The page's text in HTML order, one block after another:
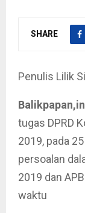
SHARE
Penulis Lilik
tugas DPRD
2019, pada
persoalan
2019 dan
waktu